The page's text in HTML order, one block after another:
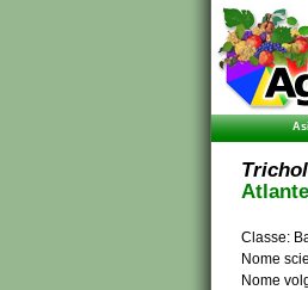
Classe:
Nome
Nome